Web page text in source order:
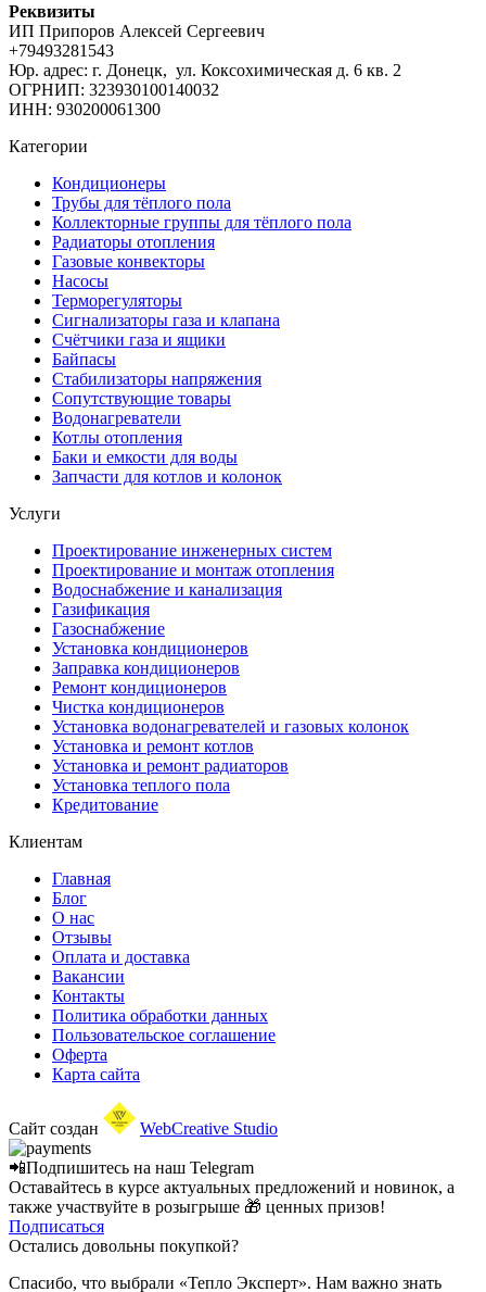
Реквизиты
ИП Припоров Алексей Сергеевич
+79493281543
Юр. адрес: г. Донецк, ул. Коксохимическая д. 6 кв. 2
ОГРНИП: 323930100140032
ИНН: 930200061300
Категории
Кондиционеры
Трубы для тёплого пола
Коллекторные группы для тёплого пола
Радиаторы отопления
Газовые конвекторы
Насосы
Терморегуляторы
Сигнализаторы газа и клапана
Счётчики газа и ящики
Байпасы
Стабилизаторы напряжения
Сопутствующие товары
Водонагреватели
Котлы отопления
Баки и емкости для воды
Запчасти для котлов и колонок
Услуги
Проектирование инженерных систем
Проектирование и монтаж отопления
Водоснабжение и канализация
Газификация
Газоснабжение
Установка кондиционеров
Заправка кондиционеров
Ремонт кондиционеров
Чистка кондиционеров
Установка водонагревателей и газовых колонок
Установка и ремонт котлов
Установка и ремонт радиаторов
Установка теплого пола
Кредитование
Клиентам
Главная
Блог
О нас
Отзывы
Оплата и доставка
Вакансии
Контакты
Политика обработки данных
Пользовательское соглашение
Оферта
Карта сайта
Сайт создан WebCreative Studio
📲Подпишитесь на наш Telegram
Оставайтесь в курсе актуальных предложений и новинок, а
также участвуйте в розыгрыше 🎁 ценных призов!
Подписаться
Остались довольны покупкой?
Спасибо, что выбрали «Тепло Эксперт». Нам важно знать